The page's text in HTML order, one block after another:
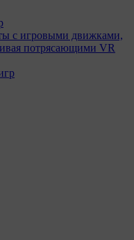
с игровыми движками,
потрясающими VR